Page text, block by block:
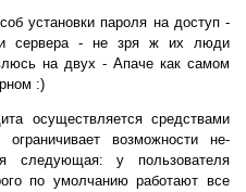
установки пароля на доступ -
сервера - не зря ж их люди
на двух - Апаче как самом
:)
осуществляется средствами
возможности не-
следующая: у пользователя
по умолчанию работают все